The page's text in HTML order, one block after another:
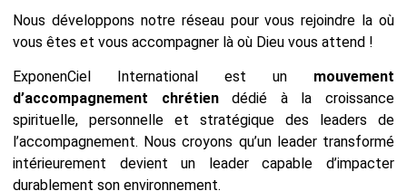
Nous développons notre réseau pour vous rejoindre la où
vous êtes et vous accompagner là où Dieu vous attend !
ExponenCiel International est un mouvement
d’accompagnement chrétiendédié à la croissance
spirituelle, personnelle et stratégique des leaders de
l’accompagnement. Nous croyons qu’un leader transformé
intérieurement devient un leader capable d’impacter
durablement son environnement.